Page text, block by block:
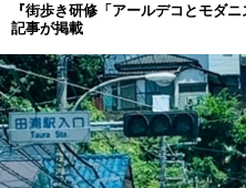
『街歩き研修「アールデコとモダ
記事が掲載